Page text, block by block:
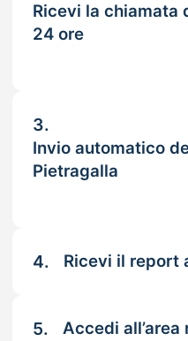
Ricevi la chiamata
24 ore
3.
Invio automatico
Pietragalla
4. Ricevi il report
5. Accedi